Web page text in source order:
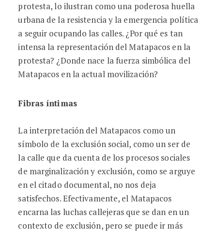
protesta, lo ilustran como una poderosa huella
urbana de la resistencia y la emergencia política
a seguir ocupando las calles. ¿Por qué es tan
intensa la representación del Matapacos en la
protesta? ¿Donde nace la fuerza simbólica del
Matapacos en la actual movilización?
Fibras íntimas
La interpretación del Matapacos como un
símbolo de la exclusión social, como un ser de
la calle que da cuenta de los procesos sociales
de marginalización y exclusión, como se arguye
en el citado documental, no nos deja
satisfechos. Efectivamente, el Matapacos
encarna las luchas callejeras que se dan en un
contexto de exclusión, pero se puede ir más